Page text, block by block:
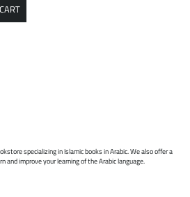
specializing in Islamic books in Arabic. We also offer a
and improve your learning of the Arabic language.